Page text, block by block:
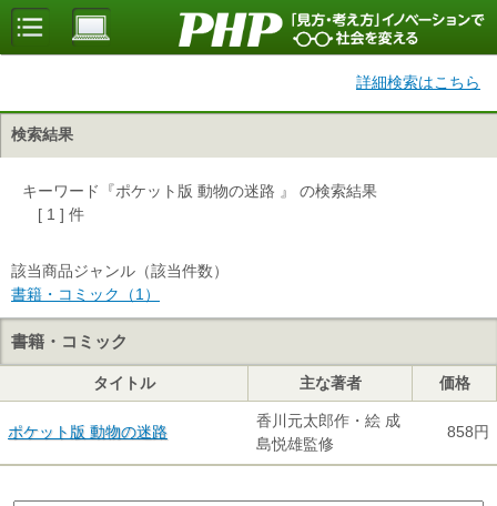
詳細検索はこちら
検索結果
キーワード『ポケット版 動物の迷路 』 の検索結果
[ 1 ] 件
該当商品ジャンル（該当件数）
書籍・コミック（1）
書籍・コミック
タイトル 主な著者 価格
ポケット版 動物の迷路
香川元太郎作・絵 成
島悦雄監修
858円